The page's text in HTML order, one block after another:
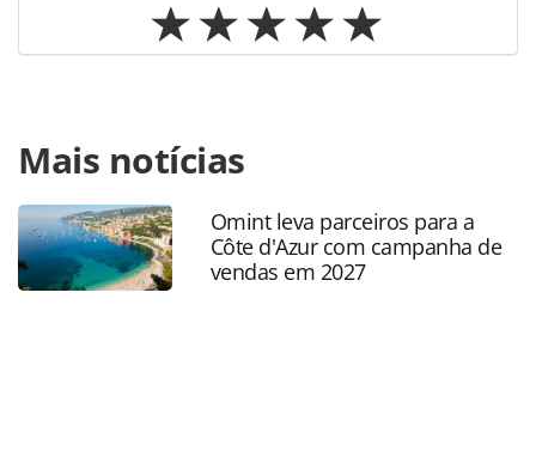
https://www.panrotas.com.br/mercado/operadoras/2025/
amplia-quadro-associativo-com-airlinepros-brasil-brand-
usa-e-viajow_224581.html ou as ferramentas oferecidas na
página. Todo o conteúdo produzido pela PANROTAS
Editora é protegido pela legislação brasileira sobre direito
autoral. Não reproduza o conteúdo sem autorização da
Mais notícias
Omint leva parceiros para a
Côte d'Azur com campanha de
vendas em 2027